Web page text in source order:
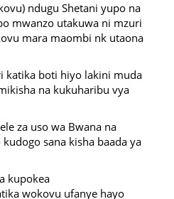
ndugu Shetani yupo na
mwanzo utakuwa ni mzuri
mara maombi nk utaona
katika boti hiyo lakini muda
na kukuharibu vya
za uso wa Bwana na
sana kisha baada ya
kupokea
wokovu ufanye hayo